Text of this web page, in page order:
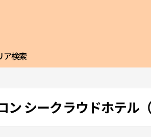
ア検索
ン シークラウドホテル